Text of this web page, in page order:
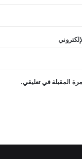
المقبلة في تعليقي.